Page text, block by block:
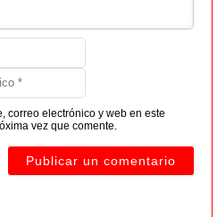
correo electrónico y web en este
vez que comente.